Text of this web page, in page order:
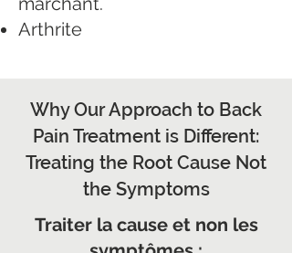
Arthrite
Why Our Approach to Back
Pain Treatment is Different:
Treating the Root Cause Not
the Symptoms
Traiter la cause et non les